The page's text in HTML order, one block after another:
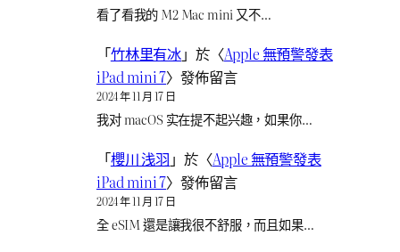
看了看我的 M2 Mac mini 又不…
「竹林里有冰」於〈Apple 無預警發表
iPad mini 7〉發佈留言
2024 年 11 月 17 日
我对 macOS 实在提不起兴趣，如果你…
「櫻川 浅羽 」於〈Apple 無預警發表
iPad mini 7〉發佈留言
2024 年 11 月 17 日
全 eSIM 還是讓我很不舒服，而且如果…